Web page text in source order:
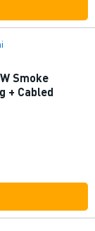
Smoke
+ Cabled